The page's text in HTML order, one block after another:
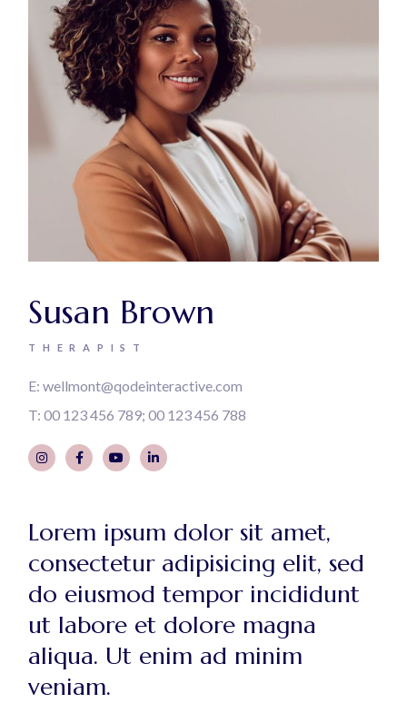
Susan Brown
THERAPIST
E: wellmont@qodeinteractive.com
T: 00 123 456 789 00 123 456 788
Lorem ipsum dolor sit amet,
consectetur adipisicing elit, sed
do eiusmod tempor incididunt
ut labore et dolore magna
aliqua. Ut enim ad minim
veniam.